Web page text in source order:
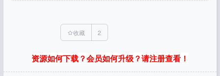
收藏 2
资源如何下载？会员如何升级？请注册查看！